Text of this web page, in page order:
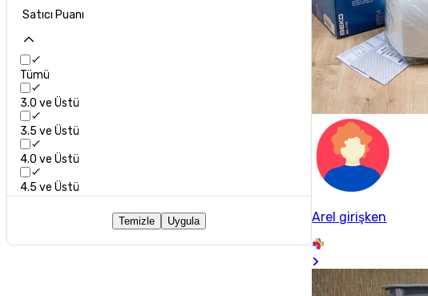
Satıcı Puanı
Tümü
3.0 ve Üstü
3.5 ve Üstü
4.0 ve Üstü
4.5 ve Üstü
Temizle Uygula Arel girişken